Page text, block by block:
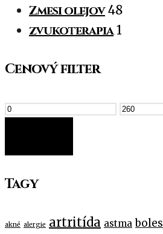
Zmesi olejov 48
zvukoterapia 1
Cenový filter
Tagy
akné alergie artritída astma